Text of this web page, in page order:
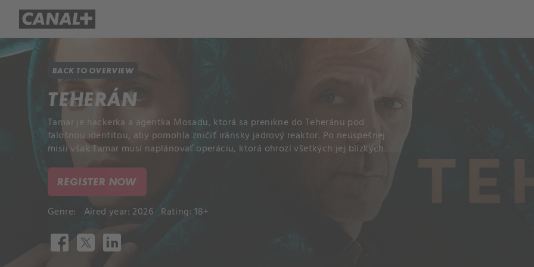
BACK TO OVERVIEW
TEHERÁN
Tamar je hackerka a agentka Mosadu, ktorá sa prenikne do Teheránu pod
falošnou identitou, aby pomohla zničiť iránsky jadrový reaktor. Po neúspešnej
misii však Tamar musí naplánovať operáciu, ktorá ohrozí všetkých jej blízkych.
REGISTER NOW
Genre: Aired year: 2026 Rating: 18+